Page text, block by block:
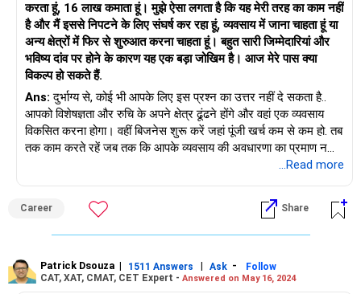
करता हूं, 16 लाख कमाता हूं। मुझे ऐसा लगता है कि यह मेरी तरह का काम नहीं
है और मैं इससे निपटने के लिए संघर्ष कर रहा हूं, व्यवसाय में जाना चाहता हूं या
अन्य क्षेत्रों में फिर से शुरुआत करना चाहता हूं। बहुत सारी जिम्मेदारियां और
भविष्य दांव पर होने के कारण यह एक बड़ा जोखिम है। आज मेरे पास क्या
विकल्प हो सकते हैं.
Ans: दुर्भाग्य से, कोई भी आपके लिए इस प्रश्न का उत्तर नहीं दे सकता है..
आपको विशेषज्ञता और रुचि के अपने क्षेत्र ढूंढने होंगे और वहां एक व्यवसाय
विकसित करना होगा। वहीं बिजनेस शुरू करें जहां पूंजी खर्च कम से कम हो. तब
तक काम करते रहें जब तक कि आपके व्यवसाय की अवधारणा का प्रमाण न
मिल जाए और आपको सचमुच विश्वास न हो जाए कि आप जो व्यवसाय करना
...Read more
Career Share
Patrick Dsouza | 1511 Answers | Ask -
Follow
CAT, XAT, CMAT, CET Expert - Answered on May 16, 2024